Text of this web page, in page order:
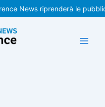
News riprenderà le